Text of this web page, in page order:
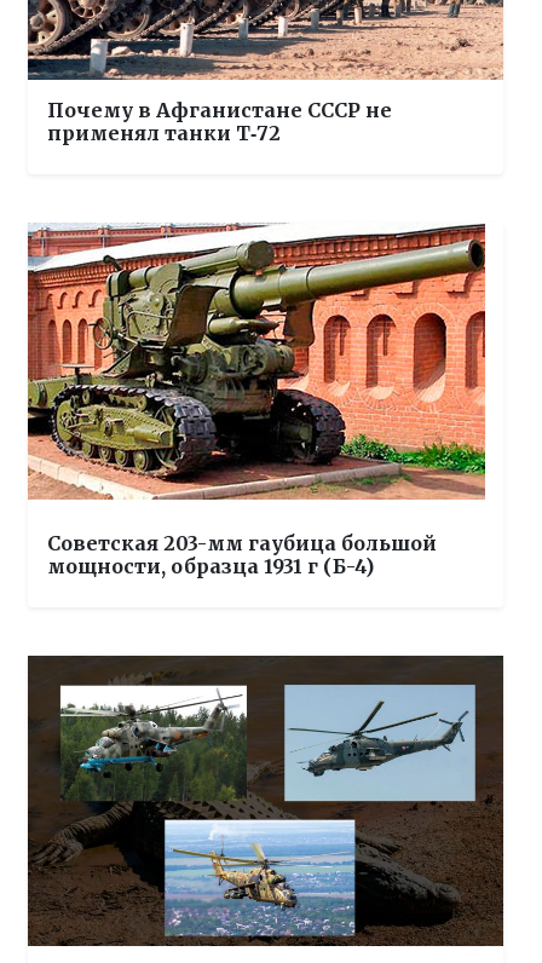
Почему в Афганистане СССР не
применял танки Т‑72
Советская 203-мм гаубица большой
мощности, образца 1931 г (Б-4)